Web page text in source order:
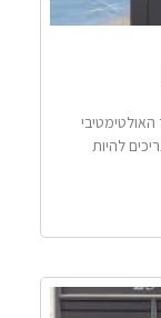
להיות